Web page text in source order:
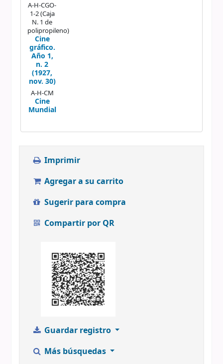
A-H-CGO-
1-2 (Caja
N. 1 de
polipropileno)
Cine
gráfico.
Año 1,
n. 2
(1927,
nov. 30)
A-H-CM
Cine
Mundial
Imprimir
Agregar a su carrito
Sugerir para compra
Compartir por QR
Guardar registro
Más búsquedas